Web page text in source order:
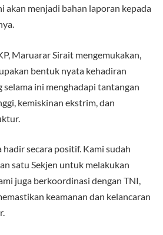
akan menjadi bahan laporan kepada
Maruarar Sirait mengemukakan,
bentuk nyata kehadiran
selama ini menghadapi tantangan
kemiskinan ekstrim, dan
hadir secara positif. Kami sudah
satu Sekjen untuk melakukan
juga berkoordinasi dengan TNI,
keamanan dan kelancaran